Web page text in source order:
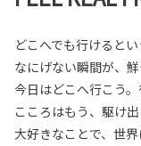
どこへでも行けると
なにげない瞬間が、鮮
今日はどこへ行こう。
こころはもう、駆け出
大好きなことで、世界